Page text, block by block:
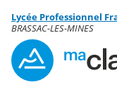
Menu de la
Contenu
Lycée Professionnel
BRASSAC-LES-MINES